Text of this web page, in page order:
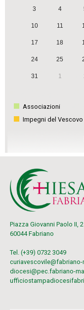
3 4
10 11
17 18
24 25
31 1
Associazioni
Impegni del Vescovo
Piazza Giovanni Paolo II, 2
60044 Fabriano
Tel. (+39) 0732 3049
diocesi@pec.fabriano-